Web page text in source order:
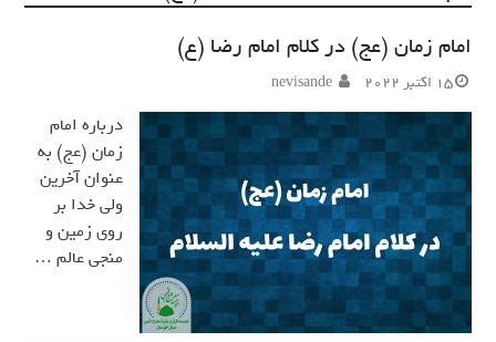
امام زمان (عج) در کلام امام رضا (ع)
15 اکتبر 2022 nevisande
درباره امام
زمان (عج) به
عنوان آخرین
ولی خدا بر
روی زمین و
منجی عالم …